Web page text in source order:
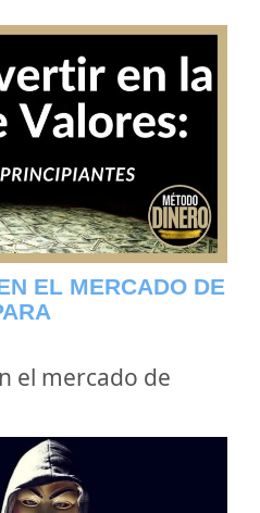
EL MERCADO DE
el mercado de